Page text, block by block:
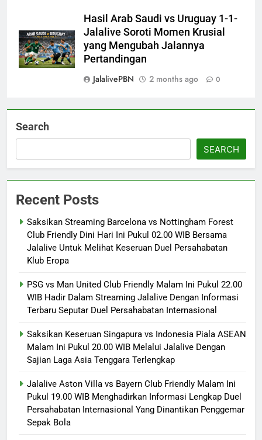
Hasil Arab Saudi vs Uruguay 1-1-
Jalalive Soroti Momen Krusial
yang Mengubah Jalannya
Pertandingan
JalalivePBN
2 months ago 0
Search
SEARCH
Recent Posts
Saksikan Streaming Barcelona vs Nottingham Forest
Club Friendly Dini Hari Ini Pukul 02.00 WIB Bersama
Jalalive Untuk Melihat Keseruan Duel Persahabatan
Klub Eropa
PSG vs Man United Club Friendly Malam Ini Pukul 22.00
WIB Hadir Dalam Streaming Jalalive Dengan Informasi
Terbaru Seputar Duel Persahabatan Internasional
Saksikan Keseruan Singapura vs Indonesia Piala ASEAN
Malam Ini Pukul 20.00 WIB Melalui Jalalive Dengan
Sajian Laga Asia Tenggara Terlengkap
Jalalive Aston Villa vs Bayern Club Friendly Malam Ini
Pukul 19.00 WIB Menghadirkan Informasi Lengkap Duel
Persahabatan Internasional Yang Dinantikan Penggemar
Sepak Bola